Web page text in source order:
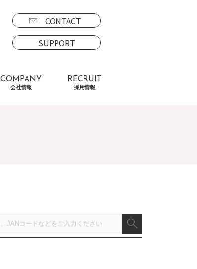
CONTACT
SUPPORT
COMPANY
会社情報
RECRUIT
採用情報